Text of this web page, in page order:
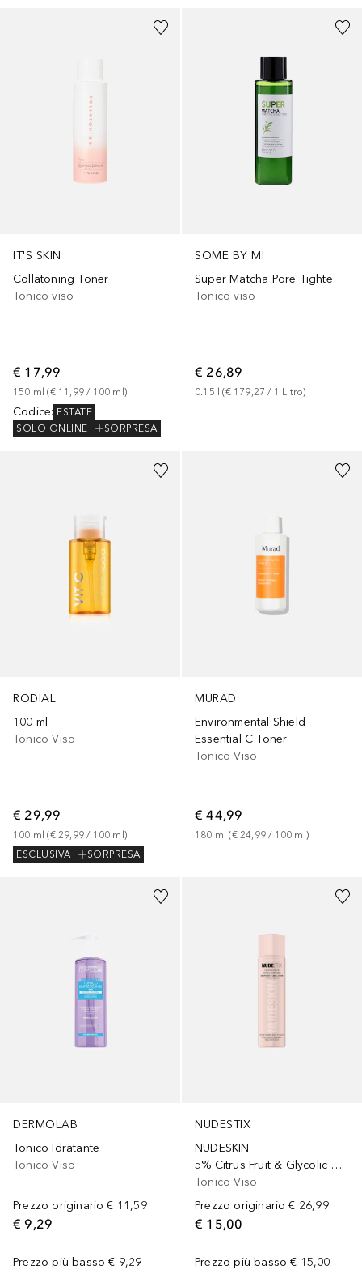
IT'S SKIN
Collatoning Toner
Tonico viso
€ 17,99
150 ml (€ 11,99 / 100 ml )
Codice: ESTATE
SOLO ONLINE
SORPRESA
SOME BY MI
Super Matcha Pore Tightening Toner
Tonico viso
€ 26,89
0.15 (€ 179,27 / 1 Litro)
RODIAL
100 ml
Tonico Viso
€ 29,99
100 ml (€ 29,99 / 100 ml)
ESCLUSIVA
SORPRESA
MURAD
Environmental Shield
Essential C Toner
Tonico Viso
€ 44,99
180 ml (€ 24,99 / 100 ml )
DERMOLAB
Tonico Idratante
Tonico Viso
Prezzo originario € 11,59
€ 9,29
Prezzo più basso € 9,29
NUDESTIX
NUDESKIN
5% Citrus Fruit & Glycolic Glow
Tonico Viso
Prezzo originario € 26,99
€ 15,00
Prezzo più basso € 15,00